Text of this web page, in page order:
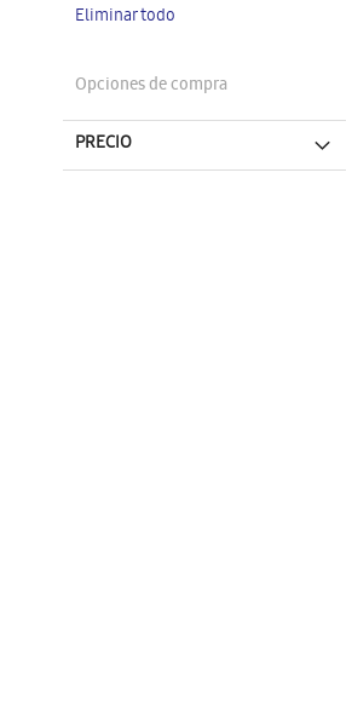
artículo
Eliminar todo
Opciones de compra
PRECIO